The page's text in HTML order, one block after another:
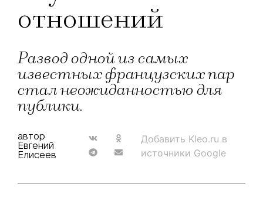
отношений
Развод одной из самых
известных французских пар
стал неожиданностью для
публики.
автор
Евгений
Елисеев
Добавить Kleo.ru в
источники Google